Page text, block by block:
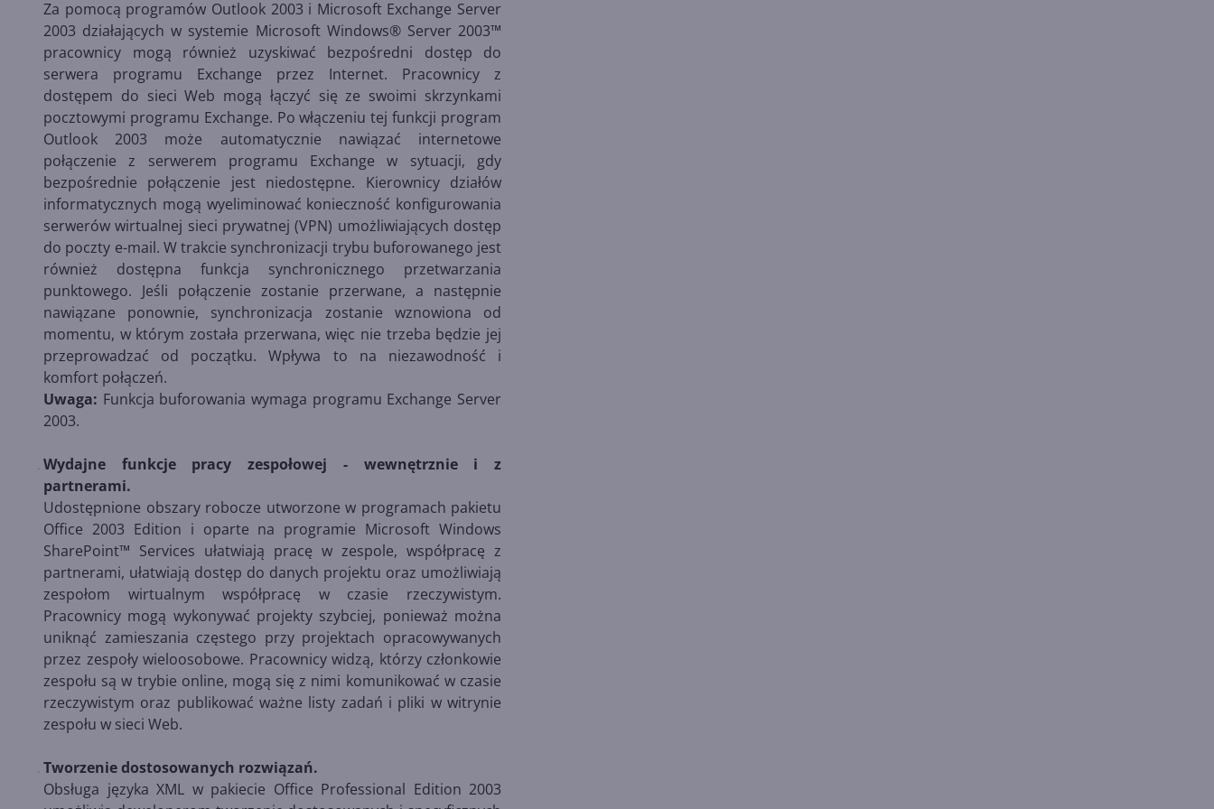
Za pomocą programów Outlook 2003 i Microsoft Exchange Server
2003 działających w systemie Microsoft Windows® Server 2003™
pracownicy mogą również uzyskiwać bezpośredni dostęp do
serwera programu Exchange przez Internet. Pracownicy z
dostępem do sieci Web mogą łączyć się ze swoimi skrzynkami
pocztowymi programu Exchange. Po włączeniu tej funkcji program
Outlook 2003 może automatycznie nawiązać internetowe
połączenie z serwerem programu Exchange w sytuacji, gdy
bezpośrednie połączenie jest niedostępne. Kierownicy działów
informatycznych mogą wyeliminować konieczność konfigurowania
serwerów wirtualnej sieci prywatnej (VPN) umożliwiających dostęp
do poczty e-mail. W trakcie synchronizacji trybu buforowanego jest
również dostępna funkcja synchronicznego przetwarzania
punktowego. Jeśli połączenie zostanie przerwane, a następnie
nawiązane ponownie, synchronizacja zostanie wznowiona od
momentu, w którym została przerwana, więc nie trzeba będzie jej
przeprowadzać od początku. Wpływa to na niezawodność i
komfort połączeń.
Uwaga: Funkcja buforowania wymaga programu Exchange Server
2003.
Wydajne funkcje pracy zespołowej - wewnętrznie i z
partnerami.
Udostępnione obszary robocze utworzone w programach pakietu
Office 2003 Edition i oparte na programie Microsoft Windows
SharePoint™ Services ułatwiają pracę w zespole, współpracę z
partnerami, ułatwiają dostęp do danych projektu oraz umożliwiają
zespołom wirtualnym współpracę w czasie rzeczywistym.
Pracownicy mogą wykonywać projekty szybciej, ponieważ można
uniknąć zamieszania częstego przy projektach opracowywanych
przez zespoły wieloosobowe. Pracownicy widzą, którzy członkowie
zespołu są w trybie online, mogą się z nimi komunikować w czasie
rzeczywistym oraz publikować ważne listy zadań i pliki w witrynie
zespołu w sieci Web.
Tworzenie dostosowanych rozwiązań.
Obsługa języka XML w pakiecie Office Professional Edition 2003